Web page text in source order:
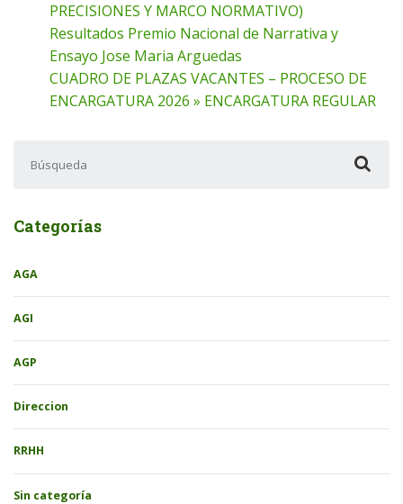
PRECISIONES Y MARCO NORMATIVO)
Resultados Premio Nacional de Narrativa y
Ensayo Jose Maria Arguedas
CUADRO DE PLAZAS VACANTES – PROCESO DE
ENCARGATURA 2026 » ENCARGATURA REGULAR
Categorías
AGA
AGI
AGP
Direccion
RRHH
Sin categoría